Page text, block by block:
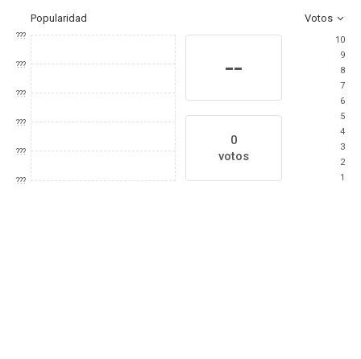
Popularidad Votos
???
???
???
???
???
???
--
0
votos
10
9
8
7
6
5
4
3
2
1